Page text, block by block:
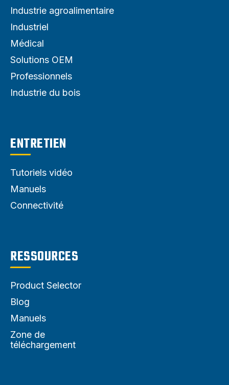
Industrie agroalimentaire
Industriel
Médical
Solutions OEM
Professionnels
Industrie du bois
ENTRETIEN
Tutoriels vidéo
Manuels
Connectivité
RESSOURCES
Product Selector
Blog
Manuels
Zone de
téléchargement